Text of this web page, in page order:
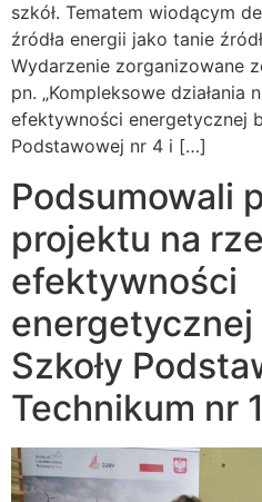
szkół. Tematem wiodącym
źródła energii jako tanie
Wydarzenie zorganizowane
pn. „Kompleksowe działania
efektywności energetycznej
Podstawowej nr 4 i […]
Podsumowali
projektu na
efektywności
Szkoły
Technikum nr